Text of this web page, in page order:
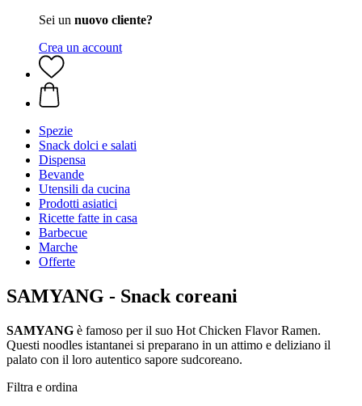
Sei un nuovo cliente?
Crea un account
Spezie
Snack dolci e salati
Dispensa
Bevande
Utensili da cucina
Prodotti asiatici
Ricette fatte in casa
Barbecue
Marche
Offerte
SAMYANG - Snack coreani
SAMYANG è famoso per il suo Hot Chicken Flavor Ramen.
Questi noodles istantanei si preparano in un attimo e deliziano il
palato con il loro autentico sapore sudcoreano.
Filtra e ordina